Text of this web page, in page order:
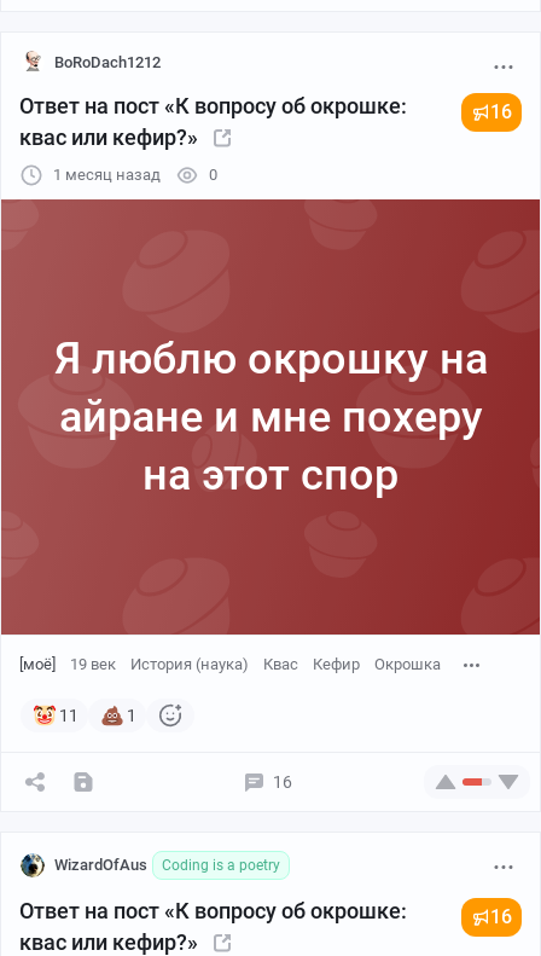
BoRoDach1212
Ответ на пост «К вопросу об окрошке:
квас или кефир?»
16
1 месяц назад 0
Я люблю окрошку на
айране и мне похеру
на этот спор
[моё] 19 век История (наука) Квас Кефир Окрошка
11 1
16
WizardOfAus Coding is a poetry
Ответ на пост «К вопросу об окрошке:
квас или кефир?»
16